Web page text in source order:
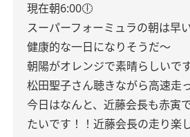
現在朝6:00🕕
スーパーフォーミュラの朝は早
健康的な一日になりそうだ〜
朝陽がオレンジで素晴らしいで
松田聖子さん聴きながら高速走
今日はなんと、近藤会長も赤寅
たいです！！近藤会長の走り楽し